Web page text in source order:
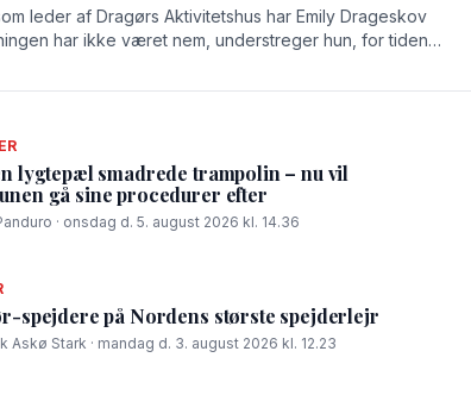
leder af Dragørs Aktivitetshus har Emily Drageskov
har ikke været nem, understreger hun, for tiden
lygtepæl smadrede trampolin – nu vil
gå sine procedurer efter
· onsdag d. 5. august 2026 kl. 14.36
spejdere på Nordens største spejderlejr
Askø Stark · mandag d. 3. august 2026 kl. 12.23